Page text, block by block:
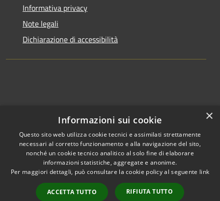
Informativa privacy
Note legali
Dichiarazione di accessibilità
RSS
Accessibilità
Copyright © 2026 • Comune di
Municipium•
Accesso
×
Informazioni sui cookie
Questo sito web utilizza cookie tecnici e assimilati strettamente
necessari al corretto funzionamento e alla navigazione del sito,
nonché un cookie tecnico analitico al solo fine di elaborare
informazioni statistiche, aggregate e anonime.
Per maggiori dettagli, può consultare la cookie policy al seguente link
ACCETTA TUTTO RIFIUTA TUTTO